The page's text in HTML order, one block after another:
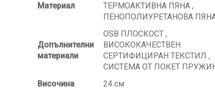
Материал
ТЕРМОАКТИВНА ПЯНА ,
ПЕНОПОЛИУРЕТАНОВА
Допълнителни
материали
OSB ПЛОСКОСТ ,
ВИСОКОКАЧЕСТВЕН
СЕРТИФИЦИРАН ТЕКСТИЛ ,
СИСТЕМА ОТ ПОКЕТ
Височина
24 см